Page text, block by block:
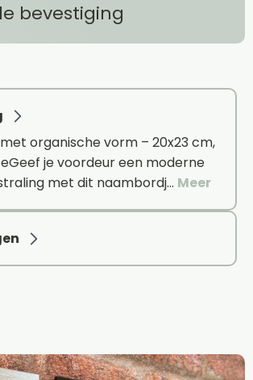
bevestiging
organische vorm – 20x23 cm,
je voordeur een moderne
met dit naambordj… Meer